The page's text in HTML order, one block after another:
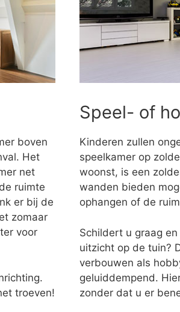
boven
Het
net
ruimte
er bij de
zomaar
voor
troeven!
Speel- of
Kinderen zullen
speelkamer op
woonst, is een
wanden bieden
ophangen of de
Schildert u graag
uitzicht op de tuin?
verbouwen als
geluiddempend.
zonder dat u er